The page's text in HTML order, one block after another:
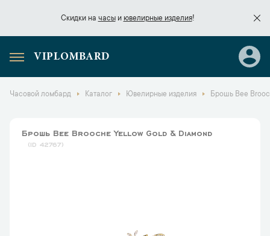
Скидки на часыи ювелирные изделия!
Скидки начасы
VIPLOMBARD
Часовой ломбард Каталог Ювелирные изделия Брошь Bee
Брошь Bee Brooche Yellow Gold & Diamond
42767